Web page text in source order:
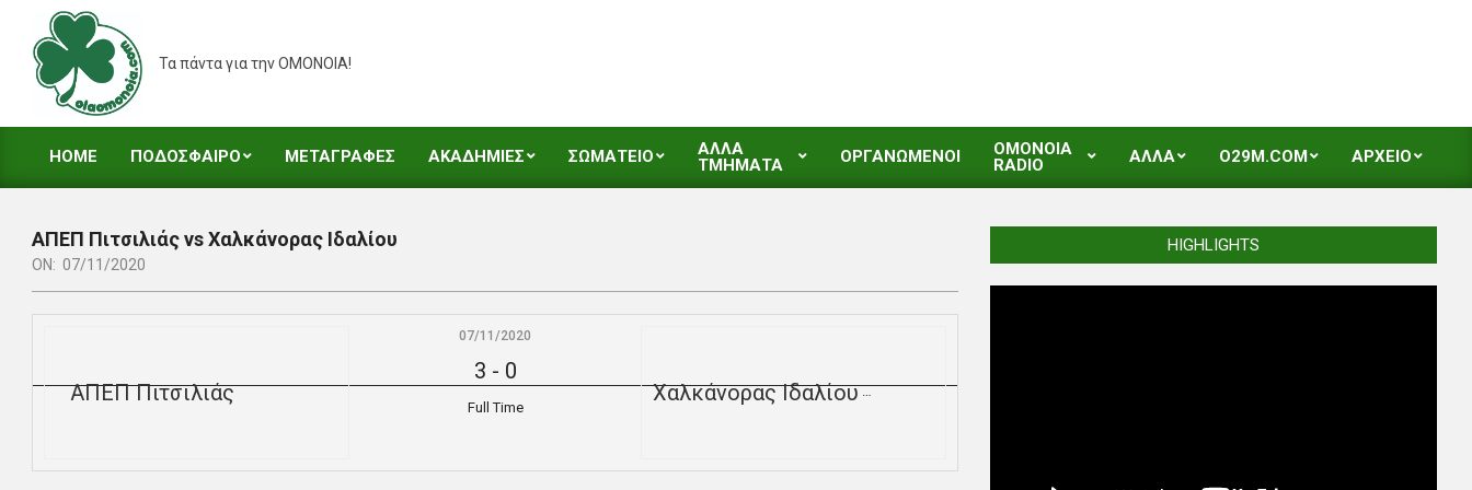
content
Τα πάντα για την ΟΜΟΝΟΙΑ!
HOME ΠΟΔΟΣΦΑΙΡΟ ΜΕΤΑΓΡΑΦΕΣ ΑΚΑΔΗΜΙΕΣ ΣΩΜΑΤΕΙΟ
ΑΛΛΑ
ΤΜΗΜΑΤΑ
ΟΡΓΑΝΩΜΕΝΟΙ
OMONOIA
RADIO
ΑΛΛΑ O29M.COM ΑΡΧΕΙΟ
ΑΠΕΠ Πιτσιλιάς vs Χαλκάνορας Ιδαλίου
ON: 07/11/2020
ΑΠΕΠ Πιτσιλιάς Χαλκάνορας Ιδαλίου
07/11/2020
3 - 0
Full Time
HIGHLIGHTS